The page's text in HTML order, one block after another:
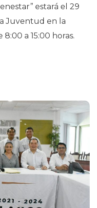
estará el 29
Juventud en la
a 15:00 horas.